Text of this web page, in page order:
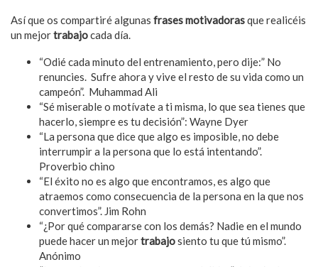
Así que os compartiré algunas frases motivadorasque realicéis
un mejortrabajocada día.
“Odié cada minuto del entrenamiento, pero dije:” No
renuncies. Sufre ahora y vive el resto de su vida como un
campeón”. Muhammad Ali
“Sé miserable o motívate a ti misma, lo que sea tienes que
hacerlo, siempre es tu decisión”: Wayne Dyer
“La persona que dice que algo es imposible, no debe
interrumpir a la persona que lo está intentando”.
Proverbio chino
“El éxito no es algo que encontramos, es algo que
atraemos como consecuencia de la persona en la que nos
convertimos”. Jim Rohn
“¿Por qué compararse con los demás? Nadie en el mundo
puede hacer un mejortrabajosiento tu que tú mismo”.
Anónimo